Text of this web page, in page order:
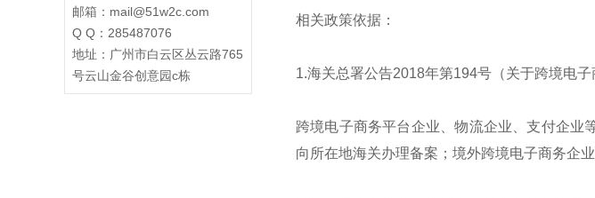
邮箱：mail@51w2c.com
Q Q：285487076
地址：广州市白云区丛云路765
号云山金谷创意园c栋
相关政策依据：
1.海关总署公告2018年第194号（关于跨境电
跨境电子商务平台企业、物流企业、支付企业
向所在地海关办理备案；境外跨境电子商务企